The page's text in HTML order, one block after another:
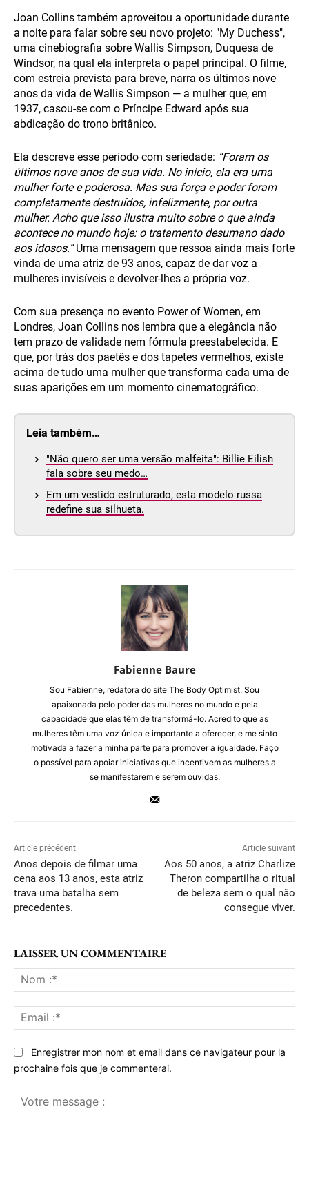
Joan Collins também aproveitou a oportunidade durante
a noite para falar sobre seu novo projeto: "My Duchess",
uma cinebiografia sobre Wallis Simpson, Duquesa de
Windsor, na qual ela interpreta o papel principal. O filme,
com estreia prevista para breve, narra os últimos nove
anos da vida de Wallis Simpson — a mulher que, em
1937, casou-se com o Príncipe Edward após sua
abdicação do trono britânico.
Ela descreve esse período com seriedade: “Foram os
últimos nove anos de sua vida. No início, ela era uma
mulher forte e poderosa. Mas sua força e poder foram
completamente destruídos, infelizmente, por outra
mulher. Acho que isso ilustra muito sobre o que ainda
acontece no mundo hoje: o tratamento desumano dado
aos idosos.”Uma mensagem que ressoa ainda mais forte
vinda de uma atriz de 93 anos, capaz de dar voz a
mulheres invisíveis e devolver-lhes a própria voz.
Com sua presença no evento Power of Women, em
Londres, Joan Collins nos lembra que a elegância não
tem prazo de validade nem fórmula preestabelecida. E
que, por trás dos paetês e dos tapetes vermelhos, existe
acima de tudo uma mulher que transforma cada uma de
suas aparições em um momento cinematográfico.
Leia também…
"Não quero ser uma versão malfeita": Billie Eilish
fala sobre seu medo…
Em um vestido estruturado, esta modelo russa
redefine sua silhueta.
Fabienne Baure
Sou Fabienne, redatora do site The Body Optimist. Sou
apaixonada pelo poder das mulheres no mundo e pela
capacidade que elas têm de transformá-lo. Acredito que as
mulheres têm uma voz única e importante a oferecer, e me sinto
motivada a fazer a minha parte para promover a igualdade. Faço
o possível para apoiar iniciativas que incentivem as mulheres a
se manifestarem e serem ouvidas.
Article précédent
Anos depois de filmar uma
cena aos 13 anos, esta atriz
trava uma batalha sem
precedentes.
Article suivant
Aos 50 anos, a atriz Charlize
Theron compartilha o ritual
de beleza sem o qual não
consegue viver.
LAISSER UN COMMENTAIRE
:*
:*
Enregistrer mon nom et email dans ce navigateur pour la
prochaine fois que je commenterai.